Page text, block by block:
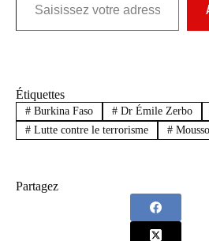
Étiquettes
#Burkina Faso #Dr Émile Zerbo
#Lutte contre le terrorisme #
Partagez